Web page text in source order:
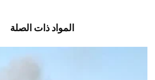
المواد ذات الصلة